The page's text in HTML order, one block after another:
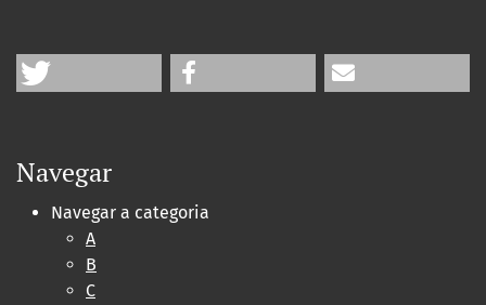
Navegar
Navegar a categoria
A
B
C